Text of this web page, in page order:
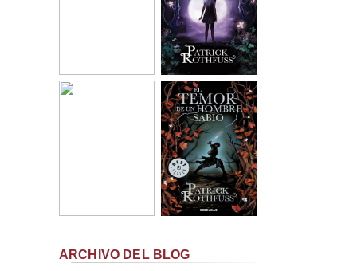
ARCHIVO DEL BLOG